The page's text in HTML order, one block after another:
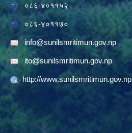
०८६-४०११५२
०८६-४०११७०
info@sunilsmritimun.gov.np
ito@sunilsmritimun.gov.np
http://www.sunilsmritimun.gov.np